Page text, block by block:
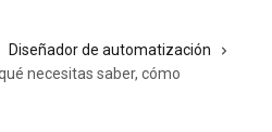
Diseñador de automatización
necesitas saber, cómo